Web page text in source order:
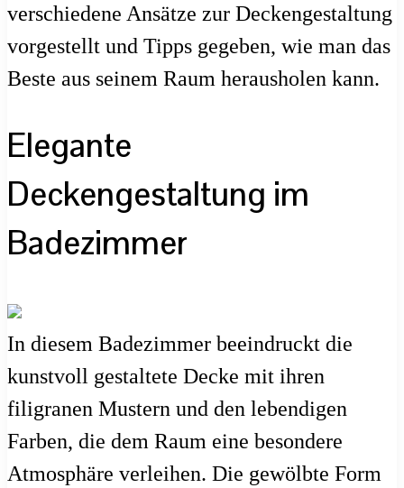
verschiedene Ansätze zur Deckengestaltung
vorgestellt und Tipps gegeben, wie man das
Beste aus seinem Raum herausholen kann.
Elegante
Deckengestaltung im
Badezimmer
In diesem Badezimmer beeindruckt die
kunstvoll gestaltete Decke mit ihren
filigranen Mustern und den lebendigen
Farben, die dem Raum eine besondere
Atmosphäre verleihen. Die gewölbte Form